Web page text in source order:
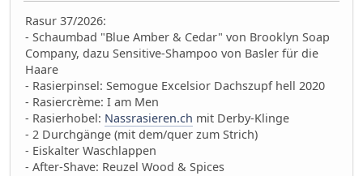
Rasur 37/2026:
- Schaumbad "Blue Amber & Cedar" von Brooklyn Soap
Company, dazu Sensitive-Shampoo von Basler für die
Haare
- Rasierpinsel: Semogue Excelsior Dachszupf hell 2020
- Rasiercrème: I am Men
- Rasierhobel: Nassrasieren.ch mit Derby-Klinge
- 2 Durchgänge (mit dem/quer zum Strich)
- Eiskalter Waschlappen
- After-Shave: Reuzel Wood & Spices